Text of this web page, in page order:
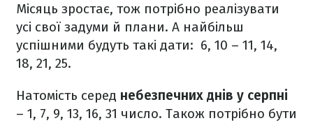
Місяць зростає, тож потрібно реалізувати
усі свої задуми й плани. А найбільш
успішними будуть такі дати: 6, 10 – 11, 14,
18, 21, 25.
Натомість серед небезпечних днів у серпні
– 1, 7, 9, 13, 16, 31 число. Також потрібно бути